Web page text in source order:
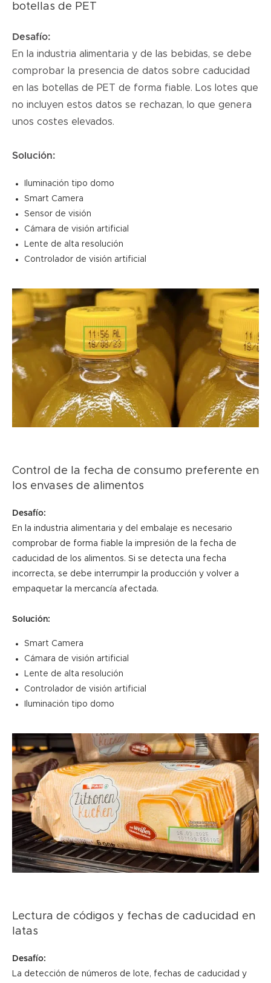
botellas de PET
Desafío:
En la industria alimentaria y de las bebidas, se debe
comprobar la presencia de datos sobre caducidad
en las botellas de PET de forma fiable. Los lotes que
no incluyen estos datos se rechazan, lo que genera
unos costes elevados.
Solución:
Iluminación tipo domo
Smart Camera
Sensor de visión
Cámara de visión artificial
Lente de alta resolución
Controlador de visión artificial
Control de la fecha de consumo preferente en
los envases de alimentos
Desafío:
En la industria alimentaria y del embalaje es necesario
comprobar de forma fiable la impresión de la fecha de
caducidad de los alimentos. Si se detecta una fecha
incorrecta, se debe interrumpir la producción y volver a
empaquetar la mercancía afectada.
Solución:
Smart Camera
Cámara de visión artificial
Lente de alta resolución
Controlador de visión artificial
Iluminación tipo domo
Lectura de códigos y fechas de caducidad en
latas
Desafío:
La detección de números de lote, fechas de caducidad y